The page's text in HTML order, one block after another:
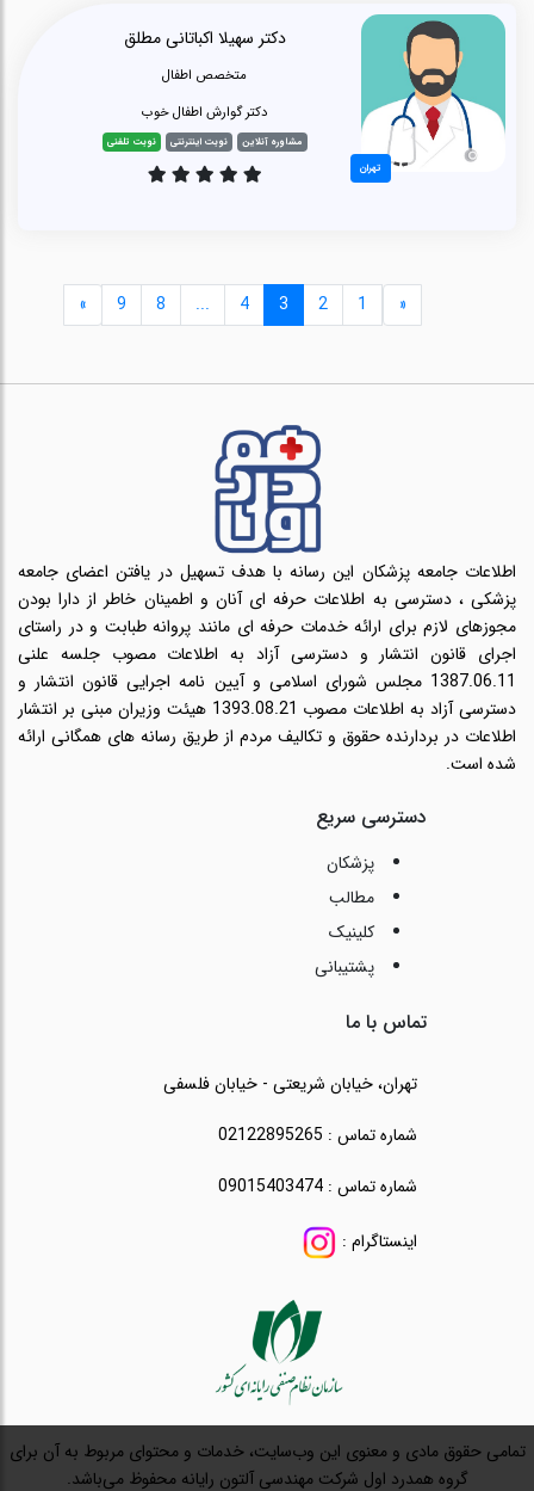
تهران
دکتر سهیلا اکباتانی مطلق
متخصص اطفال
دکتر گوارش اطفال خوب
مشاوره آنلاین نوبت اینترنتی نوبت تلفنی
«
1
2
3
4
...
8
9
»
اطلاعات جامعه پزشکان این رسانه با هدف تسهیل در یافتن اعضای جامعه
پزشکی ، دسترسی به اطلاعات حرفه ای آنان و اطمینان خاطر از دارا بودن
مجوزهای لازم برای ارائه خدمات حرفه ای مانند پروانه طبابت و در راستای
اجرای قانون انتشار و دسترسی آزاد به اطلاعات مصوب جلسه علنی
1387.06.11 مجلس شورای اسلامی و آیین نامه اجرایی قانون انتشار و
دسترسی آزاد به اطلاعات مصوب 1393.08.21 هیئت وزیران مبنی بر انتشار
اطلاعات در بردارنده حقوق و تکالیف مردم از طریق رسانه های همگانی ارائه
شده است.
دسترسی سریع
پزشکان
مطالب
کلینیک
پشتیبانی
تماس با ما
تهران، خیابان شریعتی - خیابان فلسفی
شماره تماس : 02122895265
شماره تماس : 09015403474
اینستاگرام :
تمامی حقوق مادی و معنوی این وب‌سایت، خدمات و محتوای مربوط به آن برای
گروه همدرد اول شرکت مهندسی آلتون رایانه محفوظ می‌باشد.